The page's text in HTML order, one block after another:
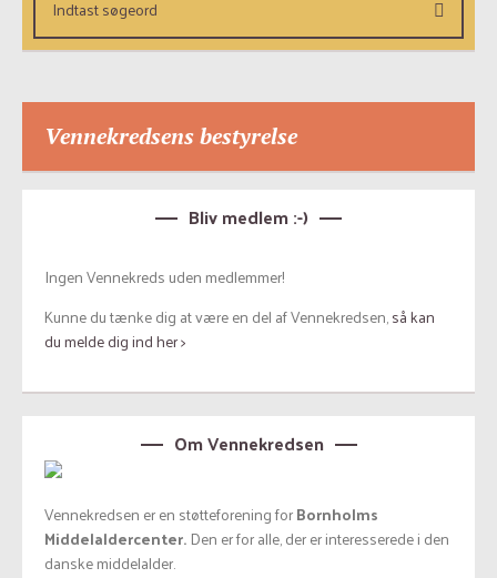
Vennekredsens bestyrelse
Bliv medlem :-)
Ingen Vennekreds uden medlemmer!
Kunne du tænke dig at være en del af Vennekredsen,så kan
du melde dig ind her >
Om Vennekredsen
Vennekredsen er en støtteforening forBornholms
Middelaldercenter. Den er for alle, der er interesserede i den
danske middelalder.